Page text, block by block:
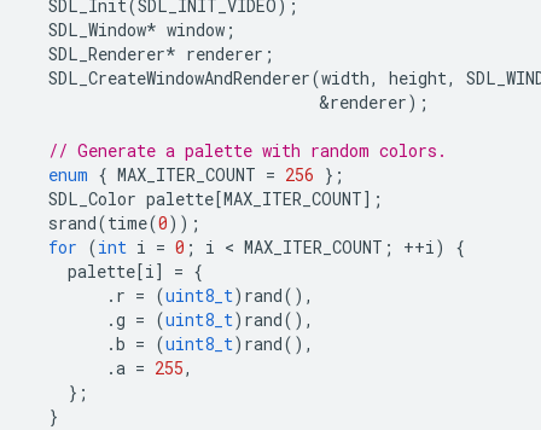
SDL_Init(SDL_INIT_VIDEO);
SDL_Window* window ;
SDL_Renderer* renderer ;
SDL_CreateWindowAndRenderer(width, height,
&renderer);
// Generate a palette with random colors.
enum { MAX_ITER_COUNT = 256 };
SDL_Color palette [MAX_ITER_COUNT];
srand(time(0));
for (int i = 0 ; i < MAX_ITER_COUNT ; ++i)
{
palette [i] = {
. r = (uint8_t) rand(),
.g = (uint8_t) rand(),
.b = (uint8_t) rand(),
.a = 255,
};
}